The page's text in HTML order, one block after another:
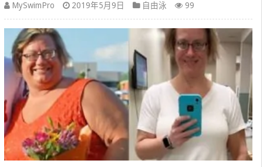
MySwimPro 2019年5月9日 自由泳 99